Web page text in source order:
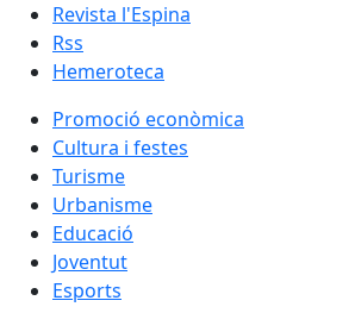
Revista l'Espina
Rss
Hemeroteca
Promoció econòmica
Cultura i festes
Turisme
Urbanisme
Educació
Joventut
Esports